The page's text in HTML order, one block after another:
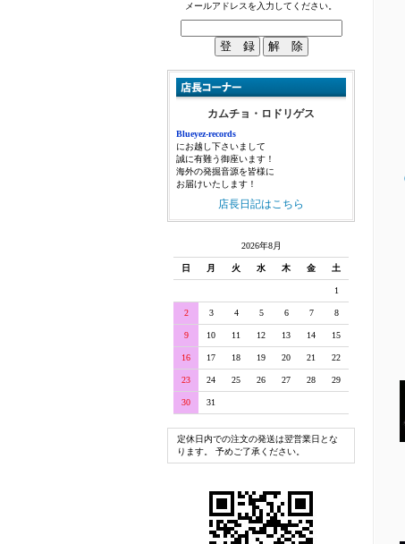
メールアドレスを入力してください。
カムチョ・ロドリゲス
Blueyez-records
にお越し下さいまして
誠に有難う御座います！
海外の発掘音源を皆様に
お届けいたします！
店長日記はこちら
2026年8月
日 月 火 水 木 金 土
1
2 3 4 5 6 7 8
9 10 11 12 13 14 15
16 17 18 19 20 21 22
23 24 25 26 27 28 29
30 31
定休日内での注文の発送は翌営業日とな
ります。 予めご了承ください。